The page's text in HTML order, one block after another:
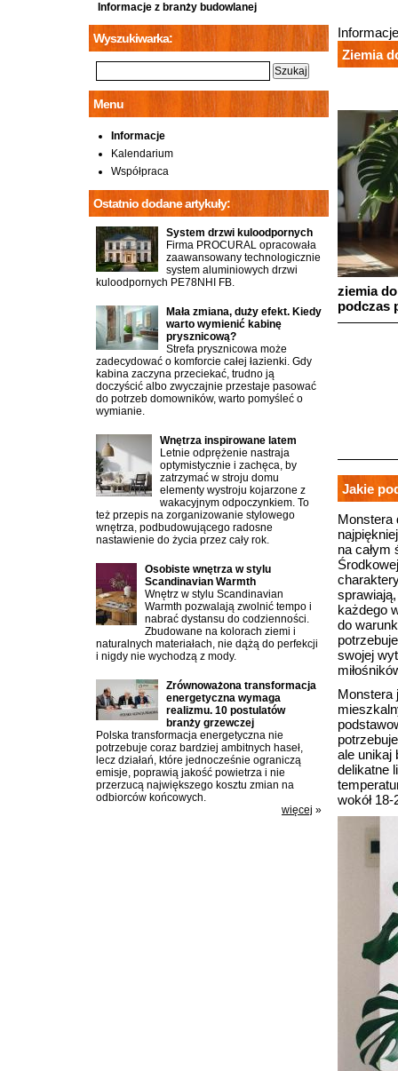
Informacje z branży budowlanej
Ziemia
ziemia
podczas
Jakie
Monstera
na
każdego
do
swojej
Monstera
ale unikaj
delikatne
wokół 18-
Wyszukiwarka:
Menu
Informacje
Kalendarium
Współpraca
Ostatnio dodane artykuły:
System drzwi kuloodpornych
Firma PROCURAL opracowała
zaawansowany technologicznie
system aluminiowych drzwi
kuloodpornych PE78NHI FB.
Mała zmiana, duży efekt. Kiedy
warto wymienić kabinę
prysznicową?
Strefa prysznicowa może
zadecydować o komforcie całej łazienki. Gdy
kabina zaczyna przeciekać, trudno ją
doczyścić albo zwyczajnie przestaje pasować
do potrzeb domowników, warto pomyśleć o
wymianie.
Wnętrza inspirowane latem
Letnie odprężenie nastraja
optymistycznie i zachęca, by
zatrzymać w stroju domu
elementy wystroju kojarzone z
wakacyjnym odpoczynkiem. To
też przepis na zorganizowanie stylowego
wnętrza, podbudowującego radosne
nastawienie do życia przez cały rok.
Osobiste wnętrza w stylu
Scandinavian Warmth
Wnętrz w stylu Scandinavian
Warmth pozwalają zwolnić tempo i
nabrać dystansu do codzienności.
Zbudowane na kolorach ziemi i
naturalnych materiałach, nie dążą do perfekcji
i nigdy nie wychodzą z mody.
Zrównoważona transformacja
energetyczna wymaga
realizmu. 10 postulatów
branży grzewczej
Polska transformacja energetyczna nie
potrzebuje coraz bardziej ambitnych haseł,
lecz działań, które jednocześnie ograniczą
emisje, poprawią jakość powietrza i nie
przerzucą największego kosztu zmian na
odbiorców końcowych.
więcej »